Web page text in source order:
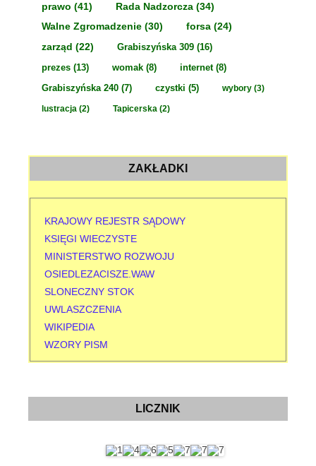
prawo (41) Rada Nadzorcza (34)
Walne Zgromadzenie (30) forsa (24)
zarząd (22) Grabiszyńska 309 (16)
prezes (13) womak (8) internet(8)
Grabiszyńska 240 (7) czystki (5) wybory (3)
lustracja (2) Tapicerska (2)
ZAKŁADKI
KRAJOWY REJESTR SĄDOWY
KSIĘGI WIECZYSTE
MINISTERSTWO ROZWOJU
OSIEDLEZACISZE.WAW
SLONECZNY STOK
UWLASZCZENIA
WIKIPEDIA
WZORY PISM
LICZNIK